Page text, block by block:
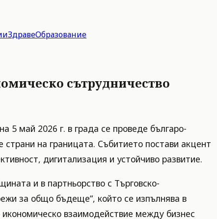
ЗдравеОбразование
сътрудничество
5 май 2026 г. в града се проведе българо-
на границата. Събитието постави акцент
дигитализация и устойчиво развитие.
и в партньорство с Търговско-
за общо бъдеще“, който се изпълнява в
взаимодействие между бизнес